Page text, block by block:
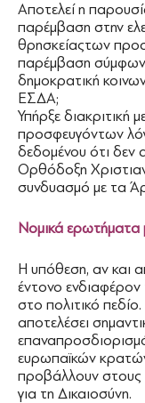
Αποτελεί η
παρέμβαση στην
θρησκείαςτων
παρέμβαση
δημοκρατική
ΕΣΔΑ;
Υπήρξε διακριτική
προσφευγόντων
δεδομένου ότι δεν
Ορθόδοξη
συνδυασμό με τα
Νομικά ερωτήματα
Η υπόθεση, αν και
έντονο ενδιαφέρον
στο πολιτικό
αποτελέσει
ευρωπαϊκών
προβάλλουν στους
για τη Δικαιοσύνη.